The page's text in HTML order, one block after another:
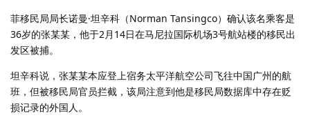
菲移民局局长诺曼·坦辛科（Norman Tansingco）确认该名乘客是
36岁的张某某，他于2月14日在马尼拉国际机场3号航站楼的移民出
发区被捕。
坦辛科说，张某某本应登上宿务太平洋航空公司飞往中国广州的航
班，但被移民局官员拦截，该局注意到他是移民局数据库中存在贬
损记录的外国人。